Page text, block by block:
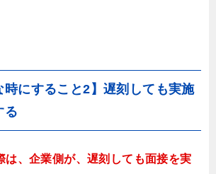
時にすること2】遅刻しても実施
る
は、企業側が、遅刻しても面接を実